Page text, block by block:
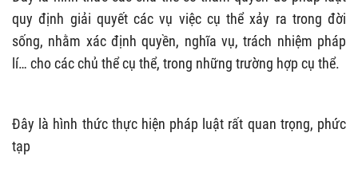
quy định giải quyết các vụ việc cụ thể xảy ra trong đời
sống, nhằm xác định quyền, nghĩa vụ, trách nhiệm pháp
lí… cho các chủ thể cụ thể, trong những trường hợp cụ thể.
Đây là hình thức thực hiện pháp luật rất quan trọng, phức
tạp